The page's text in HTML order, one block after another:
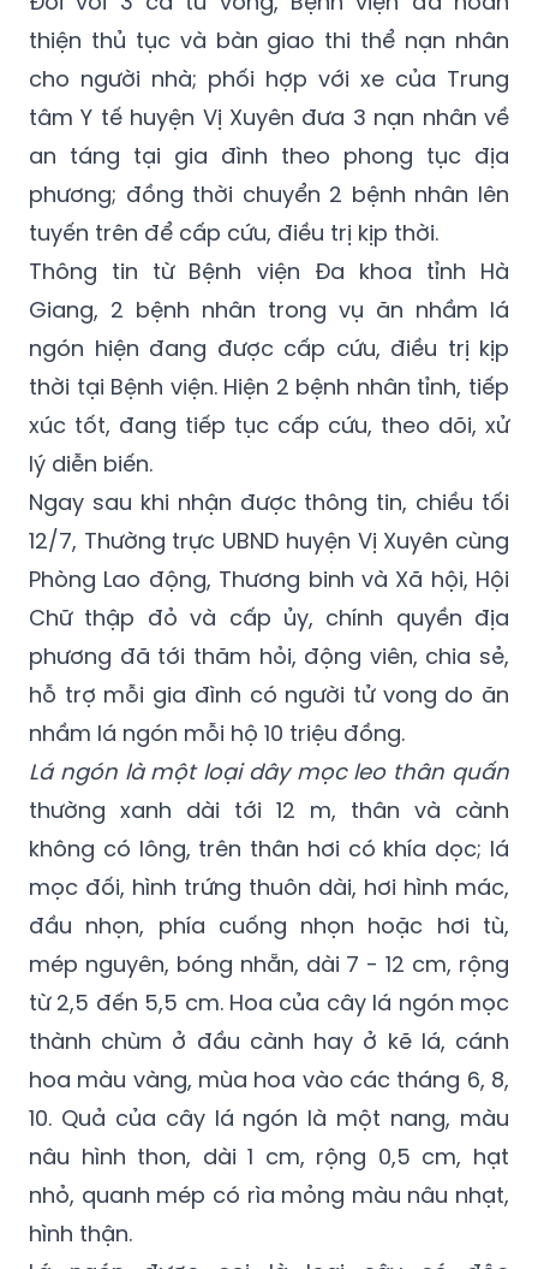
cho người nhà; phối hợp với xe của Trung
tâm Y tế huyện Vị Xuyên đưa 3 nạn nhân về
an táng tại gia đình theo phong tục địa
phương; đồng thời chuyển 2 bệnh nhân lên
tuyến trên để cấp cứu, điều trị kịp thời.
Thông tin từ Bệnh viện Đa khoa tỉnh Hà
Giang, 2 bệnh nhân trong vụ ăn nhầm lá
ngón hiện đang được cấp cứu, điều trị kịp
thời tại Bệnh viện. Hiện 2 bệnh nhân tỉnh, tiếp
xúc tốt, đang tiếp tục cấp cứu, theo dõi, xử
lý diễn biến.
Ngay sau khi nhận được thông tin, chiều tối
12/7, Thường trực UBND huyện Vị Xuyên cùng
Phòng Lao động, Thương binh và Xã hội, Hội
Chữ thập đỏ và cấp ủy, chính quyền địa
phương đã tới thăm hỏi, động viên, chia sẻ,
hỗ trợ mỗi gia đình có người tử vong do ăn
nhầm lá ngón mỗi hộ 10 triệu đồng.
Lá ngón là một loại dây mọc leo thân quấn
thường xanh dài tới 12 m, thân và cành
không có lông, trên thân hơi có khía dọc; lá
mọc đối, hình trứng thuôn dài, hơi hình mác,
đầu nhọn, phía cuống nhọn hoặc hơi tù,
mép nguyên, bóng nhẵn, dài 7 - 12 cm, rộng
từ 2,5 đến 5,5 cm. Hoa của cây lá ngón mọc
thành chùm ở đầu cành hay ở kẽ lá, cánh
hoa màu vàng, mùa hoa vào các tháng 6, 8,
10. Quả của cây lá ngón là một nang, màu
nâu hình thon, dài 1 cm, rộng 0,5 cm, hạt
nhỏ, quanh mép có rìa mỏng màu nâu nhạt,
hình thận.
Lá ngón được coi là loại cây có độc
tính hàng cao nhất (thuốc độc bảng A), một